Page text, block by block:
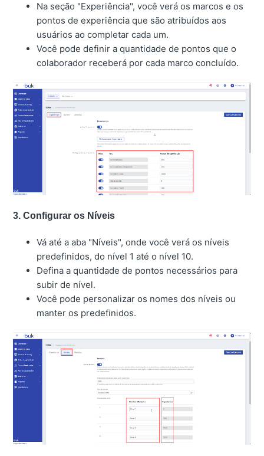
Na seção "Experiência", você verá os marcos e os
pontos de experiência que são atribuídos aos
usuários ao completar cada um.
Você pode definir a quantidade de pontos que o
colaborador receberá por cada marco concluído.
3. Configurar os Níveis
Vá até a aba "Níveis", onde você verá os níveis
predefinidos, do nível 1 até o nível 10.
Defina a quantidade de pontos necessários para
subir de nível.
Você pode personalizar os nomes dos níveis ou
manter os predefinidos.